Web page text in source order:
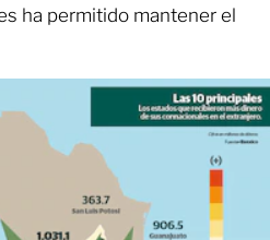
ha permitido mantener el